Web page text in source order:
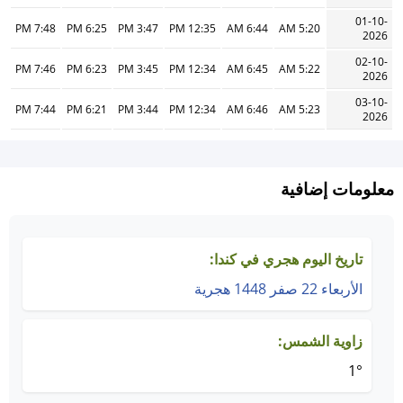
01-10-
2026
5:20 AM
6:44 AM
12:35 PM
3:47 PM
6:25 PM
7:48 PM
02-10-
2026
5:22 AM
6:45 AM
12:34 PM
3:45 PM
6:23 PM
7:46 PM
03-10-
2026
5:23 AM
6:46 AM
12:34 PM
3:44 PM
6:21 PM
7:44 PM
معلومات إضافية
تاريخ اليوم هجري في كندا:
الأربعاء 22 صفر 1448 هجرية
زاوية الشمس:
1°